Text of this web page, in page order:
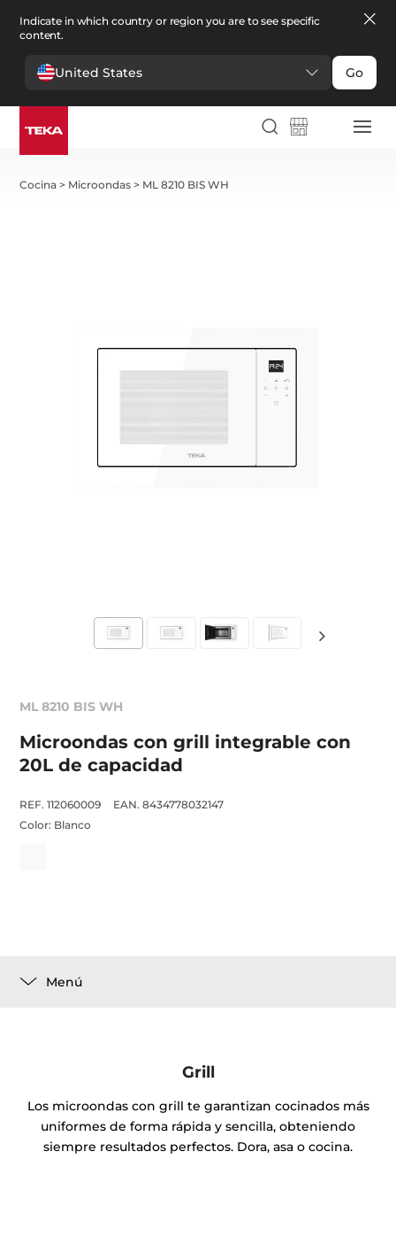
Indicate in which country or region you are to see specific
content.
United States Go
Cocina > Microondas > ML 8210 BIS WH
ML 8210 BIS WH
Microondas con grill integrable con
20L de capacidad
REF. 112060009
EAN. 8434778032147
Color: Blanco
Menú
Grill
Los microondas con grill te garantizan cocinados más
uniformes de forma rápida y sencilla, obteniendo
siempre resultados perfectos. Dora, asa o cocina.